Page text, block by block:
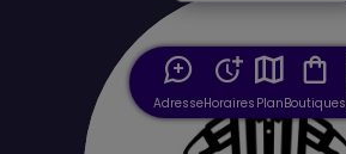
AdresseHoraires PlanBoutiques